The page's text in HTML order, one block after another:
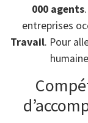
000 agents
entreprises
Travail. Pour